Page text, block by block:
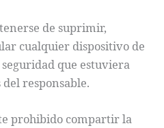
de suprimir,
cualquier dispositivo de
que estuviera
responsable.
prohibido compartir la